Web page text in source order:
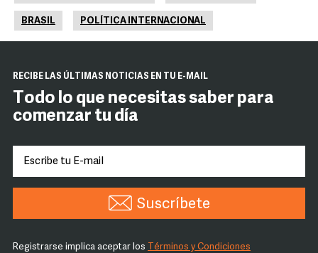
BRASIL POLÍTICA INTERNACIONAL
RECIBE LAS ÚLTIMAS NOTICIAS EN TU E-MAIL
Todo lo que necesitas saber para
comenzar tu día
Suscríbete
Registrarse implica aceptar los Términos y Condiciones